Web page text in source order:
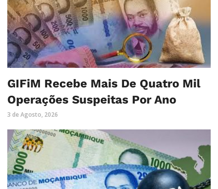
GIFiM Recebe Mais De Quatro Mil
Operações Suspeitas Por Ano
3 de Agosto, 2026